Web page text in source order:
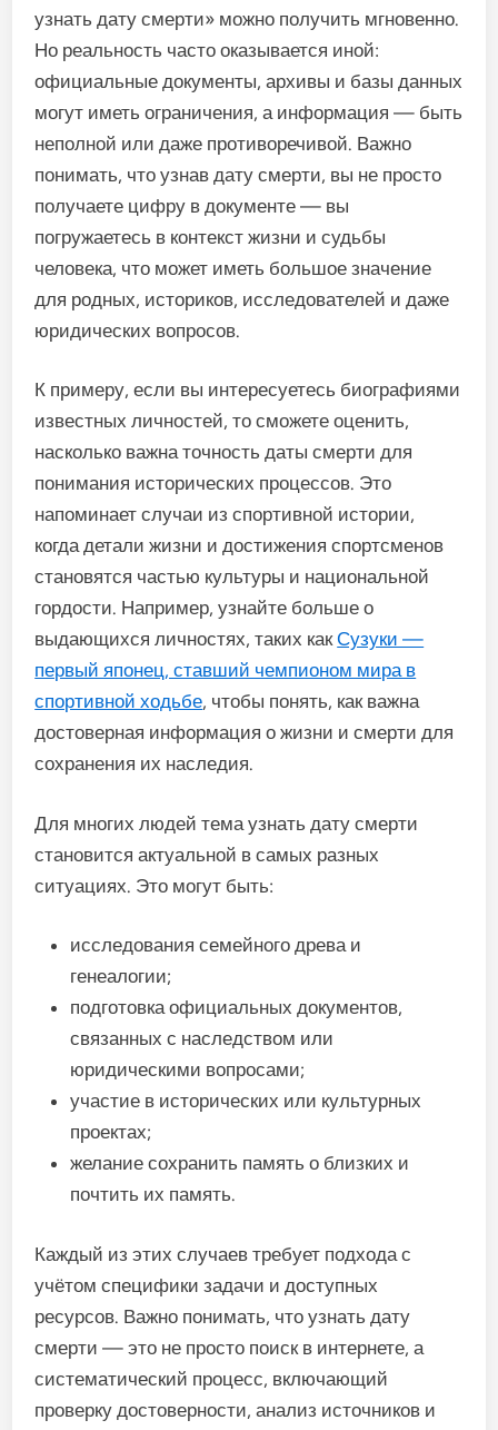
узнать дату смерти» можно получить мгновенно.
Но реальность часто оказывается иной:
официальные документы, архивы и базы данных
могут иметь ограничения, а информация — быть
неполной или даже противоречивой. Важно
понимать, что узнав дату смерти, вы не просто
получаете цифру в документе — вы
погружаетесь в контекст жизни и судьбы
человека, что может иметь большое значение
для родных, историков, исследователей и даже
юридических вопросов.
К примеру, если вы интересуетесь биографиями
известных личностей, то сможете оценить,
насколько важна точность даты смерти для
понимания исторических процессов. Это
напоминает случаи из спортивной истории,
когда детали жизни и достижения спортсменов
становятся частью культуры и национальной
гордости. Например, узнайте больше о
выдающихся личностях, таких какСузуки —
первый японец, ставший чемпионом мира в
спортивной ходьбе, чтобы понять, как важна
достоверная информация о жизни и смерти для
сохранения их наследия.
Для многих людей тема узнать дату смерти
становится актуальной в самых разных
ситуациях. Это могут быть:
исследования семейного древа и
генеалогии;
подготовка официальных документов,
связанных с наследством или
юридическими вопросами;
участие в исторических или культурных
проектах;
желание сохранить память о близких и
почтить их память.
Каждый из этих случаев требует подхода с
учётом специфики задачи и доступных
ресурсов. Важно понимать, что узнать дату
смерти — это не просто поиск в интернете, а
систематический процесс, включающий
проверку достоверности, анализ источников и